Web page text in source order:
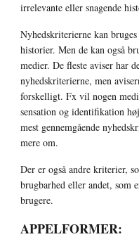
irrelevante eller snagende
Nyhedskriterierne kan
historier. Men de kan også
medier. De fleste aviser har
nyhedskriterierne, men
forskelligt. Fx vil nogen
sensation og identifikation
mest gennemgående
mere om.
Der er også andre kriterier,
brugbarhed eller andet, som
brugere.
APPELFORMER: